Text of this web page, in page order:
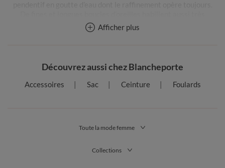
joliment une petite robe noire. Si vous préférez laisser agir le
charme de votre décolleté, délaissez le collier au profit d’une
de vos envies et vous constaterez que cela change votre tenue
de style.
Alors faites-vous plaisir sans compter dans notre petite
Afficher plus
Découvrez aussi chez Blancheporte
Accessoires Sac Ceinture Foulards
Toute la mode femme
Collections